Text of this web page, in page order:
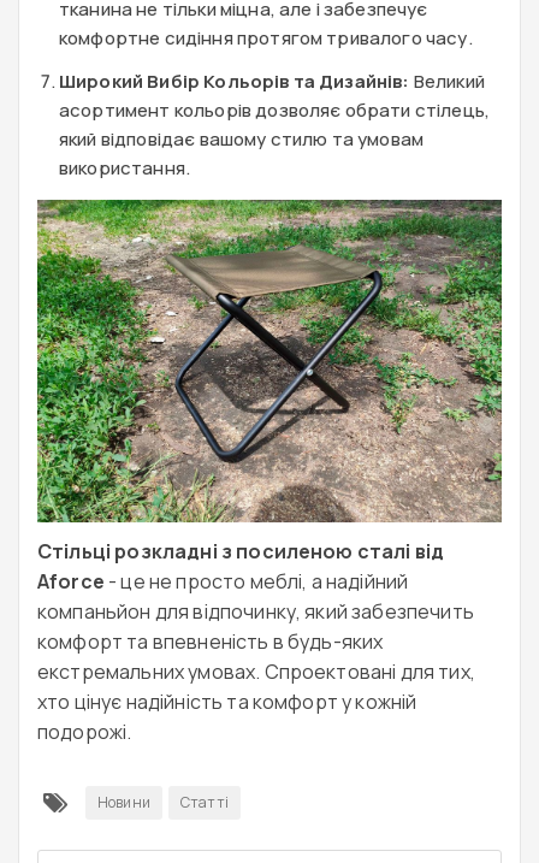
тканина не тільки міцна, але і забезпечує
комфортне сидіння протягом тривалого часу.
Широкий Вибір Кольорів та Дизайнів: Великий
асортимент кольорів дозволяє обрати стілець,
який відповідає вашому стилю та умовам
використання.
Стільці розкладні з посиленою сталі від
Aforce - це не просто меблі, а надійний
компаньйон для відпочинку, який забезпечить
комфорт та впевненість в будь-яких
екстремальних умовах. Спроектовані для тих,
хто цінує надійність та комфорт у кожній
подорожі.
Новини Статті